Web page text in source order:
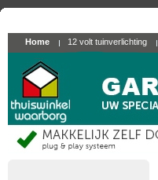
Home 12 volt tuinverlichting